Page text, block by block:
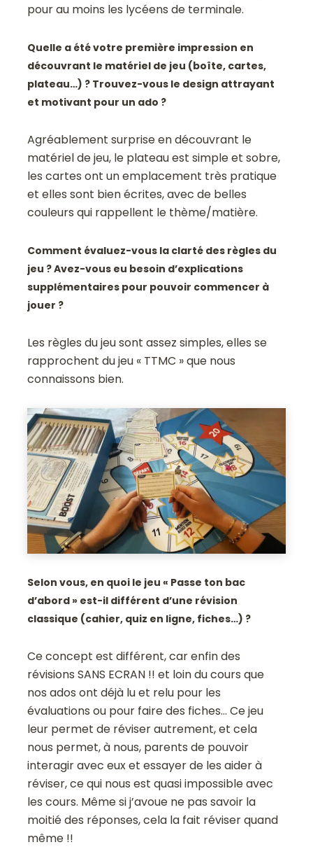
pour au moins les lycéens de terminale.
Quelle a été votre première impression en
découvrant le matériel de jeu (boîte, cartes,
plateau…) ? Trouvez-vous le design attrayant
et motivant pour un ado ?
Agréablement surprise en découvrant le
matériel de jeu, le plateau est simple et sobre,
les cartes ont un emplacement très pratique
et elles sont bien écrites, avec de belles
couleurs qui rappellent le thème/matière.
Comment évaluez-vous la clarté des règles du
jeu ? Avez-vous eu besoin d’explications
supplémentaires pour pouvoir commencer à
jouer ?
Les règles du jeu sont assez simples, elles se
rapprochent du jeu « TTMC » que nous
connaissons bien.
Selon vous, en quoi le jeu « Passe ton bac
d’abord » est-il différent d’une révision
classique (cahier, quiz en ligne, fiches…) ?
Ce concept est différent, car enfin des
révisions SANS ECRAN !! et loin du cours que
nos ados ont déjà lu et relu pour les
évaluations ou pour faire des fiches… Ce jeu
leur permet de réviser autrement, et cela
nous permet, à nous, parents de pouvoir
interagir avec eux et essayer de les aider à
réviser, ce qui nous est quasi impossible avec
les cours. Même si j’avoue ne pas savoir la
moitié des réponses, cela la fait réviser quand
même !!